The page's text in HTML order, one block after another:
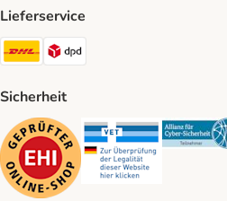
Lieferservice
DHL Shipping Method
Sicherheit
Security Security